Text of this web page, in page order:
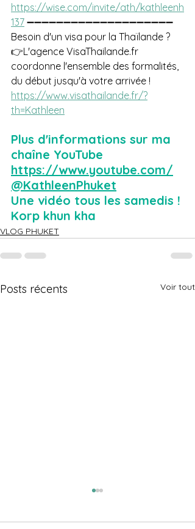
https://wise.com/invite/ath/kathleenh
137 ➖➖➖➖➖➖➖➖➖➖➖➖➖➖➖➖➖➖➖➖
Besoin d'un visa pour la Thaïlande ?
👉L'agence VisaThailande.fr
coordonne l'ensemble des formalités,
du début jusqu'à votre arrivée !
https://www.visathailande.fr/?
th=Kathleen
Plus d'informations sur ma
chaîne YouTube
https://www.youtube.com/
@KathleenPhuket
Une vidéo tous les samedis !
Korp khun kha
VLOG PHUKET
Posts récents Voir tout